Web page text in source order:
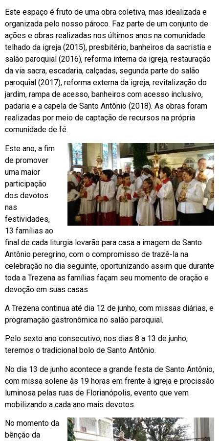
Este espaço é fruto de uma obra coletiva, mas idealizada e
organizada pelo nosso pároco. Faz parte de um conjunto de
ações e obras realizadas nos últimos anos na comunidade:
telhado da igreja (2015), presbitério, banheiros da sacristia e
salão paroquial (2016), reforma interna da igreja, restauração
da via sacra, escadaria, calçadas, segunda parte do salão
paroquial (2017), reforma externa da igreja, revitalização do
jardim, rampa de acesso, banheiros com acesso inclusivo,
padaria e a capela de Santo Antônio (2018). As obras foram
realizadas por meio de captação de recursos na própria
comunidade de fé.
Este ano, a fim
de promover
uma maior
participação
dos devotos
nas
festividades,
13 famílias ao
final de cada liturgia levarão para casa a imagem de Santo
Antônio peregrino, com o compromisso de trazê-la na
celebração no dia seguinte, oportunizando assim que durante
toda a Trezena as famílias façam seu momento de oração e
devoção em suas casas.
A Trezena continua até dia 12 de junho, com missas diárias, e
programação gastronômica no salão paroquial.
Pelo sexto ano consecutivo, nos dias 8 a 13 de junho,
teremos o tradicional bolo de Santo Antônio.
No dia 13 de junho acontece a grande festa de Santo Antônio,
com missa solene às 19 horas em frente à igreja e procissão
luminosa pelas ruas de Florianópolis, evento que vem
mobilizando a cada ano mais devotos.
No momento da
bênção da